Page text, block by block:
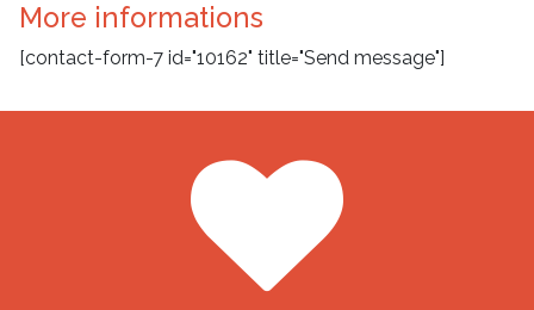
More informations
[contact-form-7 id="10162" title="Send message"]